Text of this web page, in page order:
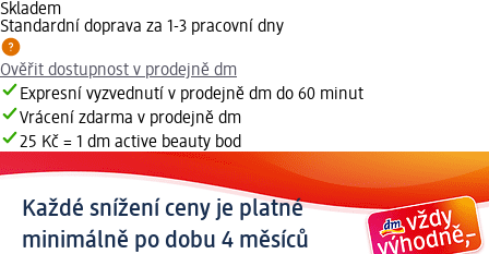
Skladem
Standardní doprava za 1-3 pracovní dny
Ověřit dostupnost v prodejně dm
Expresní vyzvednutí v prodejně dm do 60 minut
Vrácení zdarma v prodejně dm
25 Kč = 1 dm active beauty bod
Každé snížení ceny je platné
minimálně po dobu 4 měsíců